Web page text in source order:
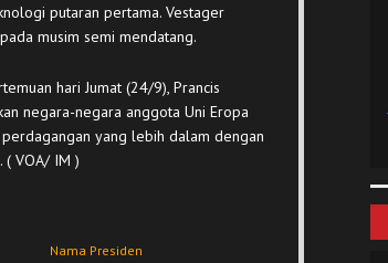
putaran pertama. Vestager
musim semi mendatang.
hari Jumat (24/9), Prancis
negara-negara anggota Uni Eropa
yang lebih dalam dengan
( VOA/ IM )
Nama Presiden